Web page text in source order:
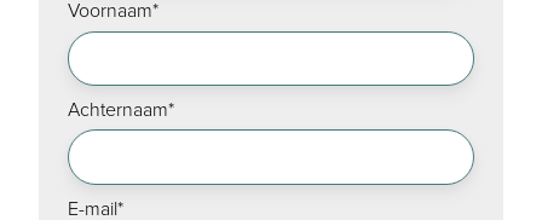
Voornaam*
Achternaam*
E-mail*